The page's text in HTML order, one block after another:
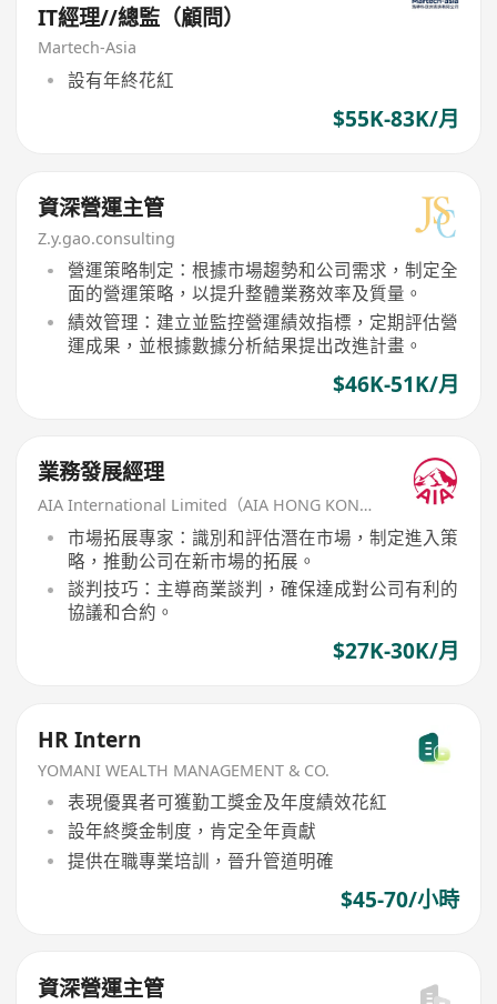
IT經理//總監（顧問）
Martech-Asia
設有年終花紅
$55K-83K/月
資深營運主管
Z.y.gao.consulting
營運策略制定：根據市場趨勢和公司需求，制定全
面的營運策略，以提升整體業務效率及質量。
績效管理：建立並監控營運績效指標，定期評估營
運成果，並根據數據分析結果提出改進計畫。
$46K-51K/月
業務發展經理
AIA International Limited（AIA HONG KONG）
市場拓展專家：識別和評估潛在市場，制定進入策
略，推動公司在新市場的拓展。
談判技巧：主導商業談判，確保達成對公司有利的
協議和合約。
$27K-30K/月
HR Intern
YOMANI WEALTH MANAGEMENT & CO.
表現優異者可獲勤工獎金及年度績效花紅
設年終獎金制度，肯定全年貢獻
提供在職專業培訓，晉升管道明確
$45-70/小時
資深營運主管